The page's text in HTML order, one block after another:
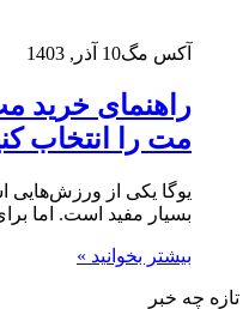
آکس مگ10 آذر, 1403
راهنمای خرید
مت را انتخاب
یوگا یکی از
بسیار مفید است. اما
بیشتر بخوانید »
تازه چه خبر